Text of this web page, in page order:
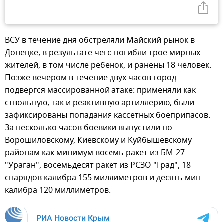
ВСУ в течение дня обстреляли Майский рынок в
Донецке, в результате чего погибли трое мирных
жителей, в том числе ребенок, и ранены 18 человек.
Позже вечером в течение двух часов город
подвергся массированной атаке: применяли как
ствольную, так и реактивную артиллерию, были
зафиксированы попадания кассетных боеприпасов.
За несколько часов боевики выпустили по
Ворошиловскому, Киевскому и Куйбышевскому
районам как минимум восемь ракет из БМ-27
"Ураган", восемьдесят ракет из РСЗО "Град", 18
снарядов калибра 155 миллиметров и десять мин
калибра 120 миллиметров.